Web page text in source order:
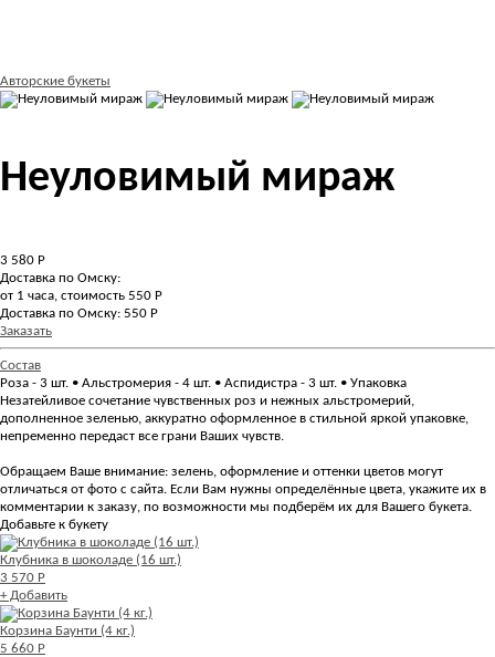
Авторские букеты
Неуловимый мираж
3 580 Р
Доставка по Омску:
от 1 часа, стоимость 550 Р
Доставка по Омску: 550 Р
Заказать
Состав
Роза - 3 шт. • Альстромерия - 4 шт. • Аспидистра - 3 шт. • Упаковка
Незатейливое сочетание чувственных роз и нежных альстромерий,
дополненное зеленью, аккуратно оформленное в стильной яркой упаковке,
непременно передаст все грани Ваших чувств.
Обращаем Ваше внимание: зелень, оформление и оттенки цветов могут
отличаться от фото с сайта. Если Вам нужны определённые цвета, укажите их в
комментарии к заказу, по возможности мы подберём их для Вашего букета.
Добавьте к букету
Клубника в шоколаде (16 шт.)
3 570 Р
+ Добавить
Корзина Баунти (4 кг.)
5 660 Р